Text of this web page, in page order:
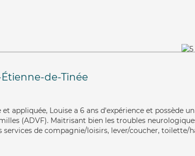
de-Tinée
et appliquée, Louise a 6 ans d'expérience et possède
(ADVF). Maitrisant bien les troubles
services de compagnie/loisirs, lever/coucher, toilette/